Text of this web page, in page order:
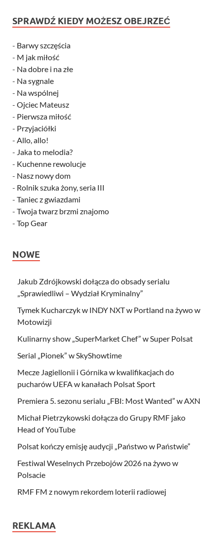
SPRAWDŹ KIEDY MOŻESZ OBEJRZEĆ
- Barwy szczęścia
- M jak miłość
- Na dobre i na złe
- Na sygnale
- Na wspólnej
- Ojciec Mateusz
- Pierwsza miłość
- Przyjaciółki
- Allo, allo!
- Jaka to melodia?
- Kuchenne rewolucje
- Nasz nowy dom
- Rolnik szuka żony, seria III
- Taniec z gwiazdami
- Twoja twarz brzmi znajomo
- Top Gear
NOWE
Jakub Zdrójkowski dołącza do obsady serialu
„Sprawiedliwi – Wydział Kryminalny”
Tymek Kucharczyk w INDY NXT w Portland na żywo w
Motowizji
Kulinarny show „SuperMarket Chef” w Super Polsat
Serial „Pionek” w SkyShowtime
Mecze Jagiellonii i Górnika w kwalifikacjach do
pucharów UEFA w kanałach Polsat Sport
Premiera 5. sezonu serialu „FBI: Most Wanted” w AXN
Michał Pietrzykowski dołącza do Grupy RMF jako
Head of YouTube
Polsat kończy emisję audycji „Państwo w Państwie”
Festiwal Weselnych Przebojów 2026 na żywo w
Polsacie
RMF FM z nowym rekordem loterii radiowej
REKLAMA